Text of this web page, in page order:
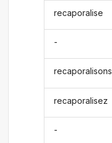
recaporalise
-
recaporalisons
recaporalisez
-